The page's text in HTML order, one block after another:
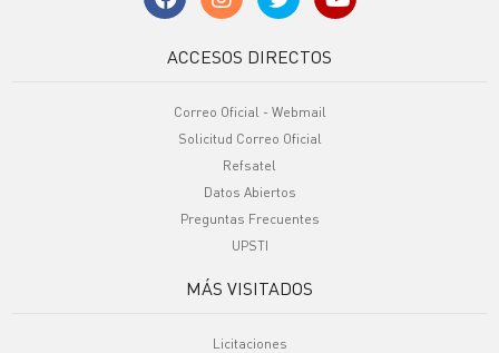
ACCESOS DIRECTOS
Correo Oficial - Webmail
Solicitud Correo Oficial
Refsatel
Datos Abiertos
Preguntas Frecuentes
UPSTI
MÁS VISITADOS
Licitaciones